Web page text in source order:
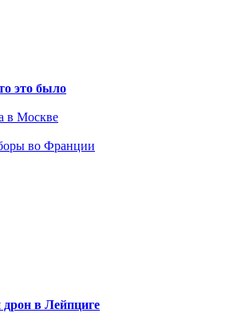
это было
в Москве
во Франции
в Лейпциге